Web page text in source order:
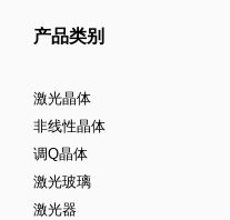
产品类别
激光晶体
非线性晶体
调Q晶体
激光玻璃
激光器